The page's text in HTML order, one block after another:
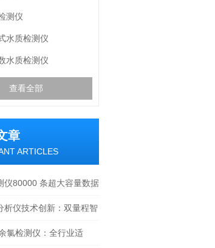
测仪
水质检测仪
水质检测仪
查看全部
章
ARTICLES
仪80000 条超大容量数据
无线传输 + 云平台联动
析仪技术创新：双量程智
技术
氯检测仪：全行业适